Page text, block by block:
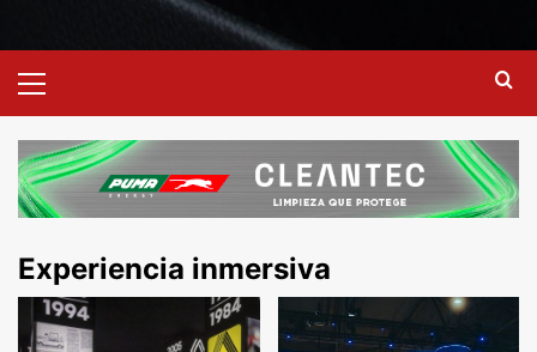
Experiencia inmersiva